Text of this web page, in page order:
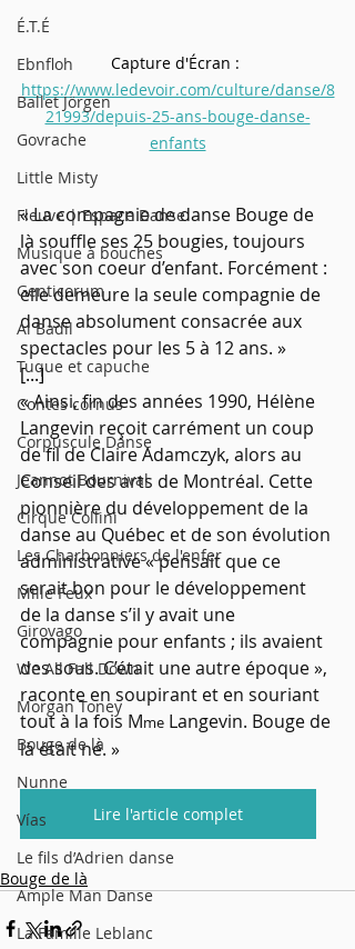
É.T.É
Ebnfloh
Ballet Jörgen
Govrache
Little Misty
Fleuve | Espace Danse
Musique à bouches
Genticorum
Al Badil
Tuque et capuche
Contes cornus
Corpuscule Danse
Jeannot Bournival
Cirque Collini
Les Charbonniers de l'enfer
Mille Feux
Girovago
We All Fall Down
Morgan Toney
Bouge de là
Nunne
Vías
Le fils d’Adrien danse
Ample Man Danse
La Famille Leblanc
Capture d'Écran :
https://www.ledevoir.com/culture/danse/8
21993/depuis-25-ans-bouge-danse-
enfants
« La compagnie de danse Bouge de
là souffle ses 25 bougies, toujours
avec son coeur d’enfant. Forcément :
elle demeure la seule compagnie de
danse absolument consacrée aux
spectacles pour les 5 à 12 ans. »
[...]
« Ainsi, fin des années 1990, Hélène
Langevin reçoit carrément un coup
de fil de Claire Adamczyk, alors au
Conseil des arts de Montréal. Cette
pionnière du développement de la
danse au Québec et de son évolution
administrative « pensait que ce
serait bon pour le développement
de la danse s’il y avait une
compagnie pour enfants ; ils avaient
des sous. C’était une autre époque »,
raconte en soupirant et en souriant
tout à la fois Mme Langevin. Bouge de
là était né. »
Lire l'article complet
Bouge de là